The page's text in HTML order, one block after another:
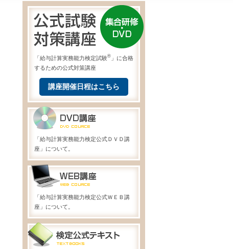
「給与計算実務能力検定試験® 」に合格
するための公式対策講座
講座開催日程はこちら
「給与計算実務能力検定公式ＤＶＤ講
座」について。
「給与計算実務能力検定公式ＷＥＢ講
座」について。